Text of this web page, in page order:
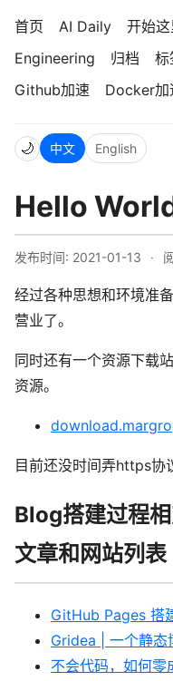
首页 AI Daily 开始这
Engineering
归档 标
Github加速
Docker加
🌙 中文 English
Hello
发布时间: 2021-01-13 ·
经过各种思想和环境准
营业了。
同时还有一个资源下载
资源。
目前还没时间弄https协
Blog搭建过程
文章和网站列表
GitHub Pages 搭
Gridea | 一个静态
不会代码，如何零